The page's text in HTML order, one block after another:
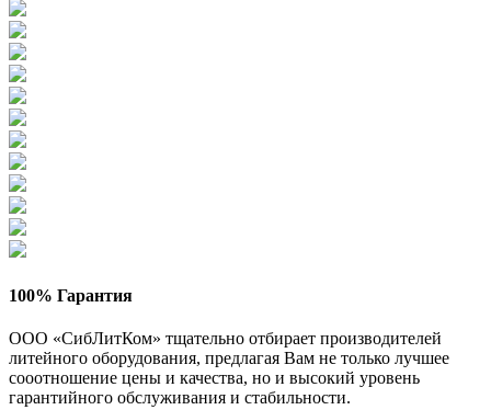
100% Гарантия
ООО «СибЛитКом» тщательно отбирает производителей
литейного оборудования, предлагая Вам не только лучшее
сооотношение цены и качества, но и высокий уровень
гарантийного обслуживания и стабильности.